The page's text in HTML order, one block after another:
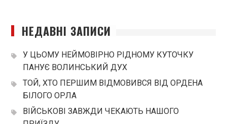
НЕДАВНІ ЗАПИСИ
У ЦЬОМУ НЕЙМОВІРНО РІДНОМУ КУТОЧКУ
ПАНУЄ ВОЛИНСЬКИЙ ДУХ
ТОЙ, ХТО ПЕРШИМ ВІДМОВИВСЯ ВІД ОРДЕНА
БІЛОГО ОРЛА
ВІЙСЬКОВІ ЗАВЖДИ ЧЕКАЮТЬ НАШОГО